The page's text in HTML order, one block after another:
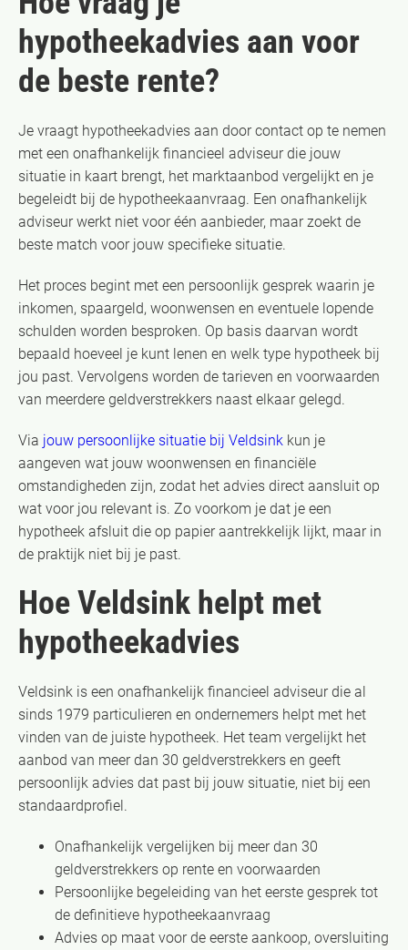
hypotheekadvies aan voor
de beste rente?
Je vraagt hypotheekadvies aan door contact op te nemen
met een onafhankelijk financieel adviseur die jouw
situatie in kaart brengt, het marktaanbod vergelijkt en je
begeleidt bij de hypotheekaanvraag. Een onafhankelijk
adviseur werkt niet voor één aanbieder, maar zoekt de
beste match voor jouw specifieke situatie.
Het proces begint met een persoonlijk gesprek waarin je
inkomen, spaargeld, woonwensen en eventuele lopende
schulden worden besproken. Op basis daarvan wordt
bepaald hoeveel je kunt lenen en welk type hypotheek bij
jou past. Vervolgens worden de tarieven en voorwaarden
van meerdere geldverstrekkers naast elkaar gelegd.
Via jouw persoonlijke situatie bij Veldsink kun je
aangeven wat jouw woonwensen en financiële
omstandigheden zijn, zodat het advies direct aansluit op
wat voor jou relevant is. Zo voorkom je dat je een
hypotheek afsluit die op papier aantrekkelijk lijkt, maar in
de praktijk niet bij je past.
Hoe Veldsink helpt met
hypotheekadvies
Veldsink is een onafhankelijk financieel adviseur die al
sinds 1979 particulieren en ondernemers helpt met het
vinden van de juiste hypotheek. Het team vergelijkt het
aanbod van meer dan 30 geldverstrekkers en geeft
persoonlijk advies dat past bij jouw situatie, niet bij een
standaardprofiel.
Onafhankelijk vergelijken bij meer dan 30
geldverstrekkers op rente en voorwaarden
Persoonlijke begeleiding van het eerste gesprek tot
de definitieve hypotheekaanvraag
Advies op maat voor de eerste aankoop, oversluiting